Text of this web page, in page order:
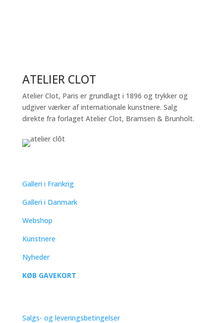
ATELIER CLOT
Atelier Clot, Paris er grundlagt i 1896 og trykker og
udgiver værker af internationale kunstnere. Salg
direkte fra forlaget Atelier Clot, Bramsen & Brunholt.
Galleri i Frankrig
Galleri i Danmark
Webshop
Kunstnere
Nyheder
KØB GAVEKORT
Salgs- og leveringsbetingelser